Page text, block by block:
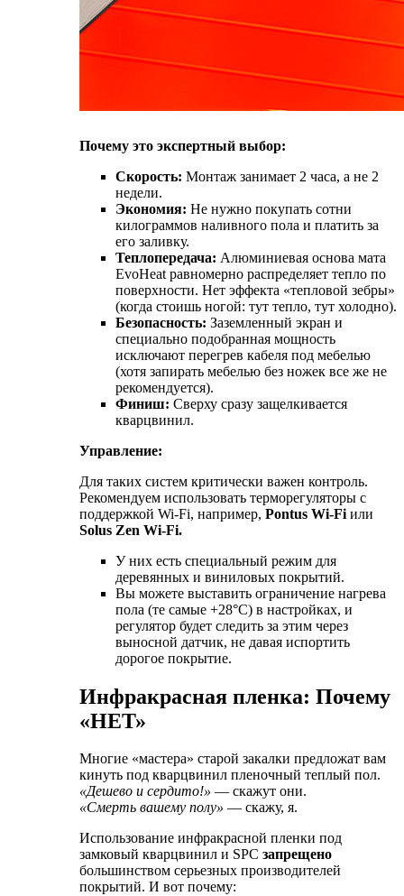
Почему это экспертный выбор:
Скорость: Монтаж занимает 2 часа, а не 2
недели.
Экономия: Не нужно покупать сотни
килограммов наливного пола и платить за
его заливку.
Теплопередача: Алюминиевая основа мата
EvoHeat равномерно распределяет тепло по
поверхности. Нет эффекта «тепловой зебры»
(когда стоишь ногой: тут тепло, тут холодно).
Безопасность: Заземленный экран и
специально подобранная мощность
исключают перегрев кабеля под мебелью
(хотя запирать мебелью без ножек все же не
рекомендуется).
Финиш: Сверху сразу защелкивается
кварцвинил.
Управление:
Для таких систем критически важен контроль.
Рекомендуем использовать терморегуляторы с
поддержкой Wi-Fi, например, Pontus Wi-Fi или
Solus Zen Wi-Fi.
У них есть специальный режим для
деревянных и виниловых покрытий.
Вы можете выставить ограничение нагрева
пола (те самые +28°C) в настройках, и
регулятор будет следить за этим через
выносной датчик, не давая испортить
дорогое покрытие.
Инфракрасная пленка: Почему
«НЕТ»
Многие «мастера» старой закалки предложат вам
кинуть под кварцвинил пленочный теплый пол.
«Дешево и сердито!» — скажут они.
«Смерть вашему полу» — скажу, я.
Использование инфракрасной пленки под
замковый кварцвинил и SPC запрещено
большинством серьезных производителей
покрытий. И вот почему: